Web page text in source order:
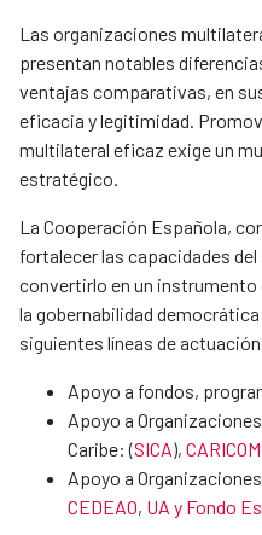
Las organizaciones
presentan notables
ventajas comparativas, en
eficacia y legitimidad.
multilateral eficaz exige un
estratégico.
La Cooperación Española,
fortalecer las capacidades
convertirlo en un
la gobernabilidad
siguientes líneas de
Apoyo a fondos,
Apoyo a
Caribe: (SICA),
Apoyo a
CEDEAO, UA y Fondo